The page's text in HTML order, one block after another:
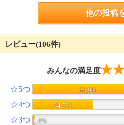
他の投稿
レビュー(106件)
みんなの満足度
☆5つ 63.9%
☆4つ 34.7%
☆3つ 1.4%